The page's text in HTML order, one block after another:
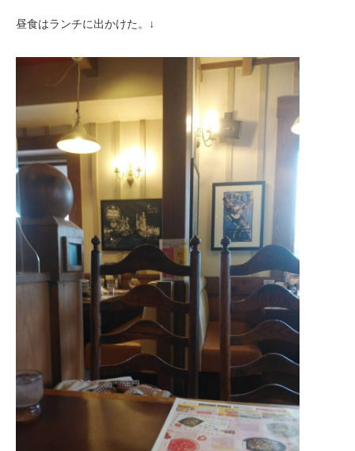
昼食はランチに出かけた。↓